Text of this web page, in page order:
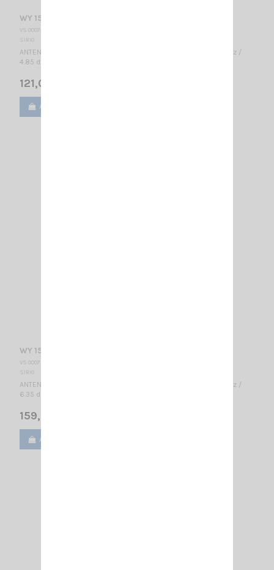
WY 155-3N SIRIO
VS 000745
SIRIO
ANTENNE DIRECTIVE VHF 3 éléments - LARGE BANDE 155...175 MHz /
4.85 dBd – 7 dBi / 990 x 985 mm
121,00 €
Ajouter au panier
WY 155-4N SIRIO
VS 000755
SIRIO
ANTENNE DIRECTIVE VHF 4 éléments - LARGE BANDE 155...175 MHz /
6.35 dBd – 8.5 dBi / 1600 x 1085 mm
159,00 €
Ajouter au panier